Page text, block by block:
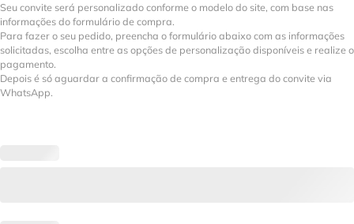
Seu convite será personalizado conforme o modelo do site, com base nas
informações do formulário de compra.
Para fazer o seu pedido, preencha o formulário abaixo com as informações
solicitadas, escolha entre as opções de personalização disponíveis e realize o
pagamento.
Depois é só aguardar a confirmação de compra e entrega do convite via
WhatsApp.